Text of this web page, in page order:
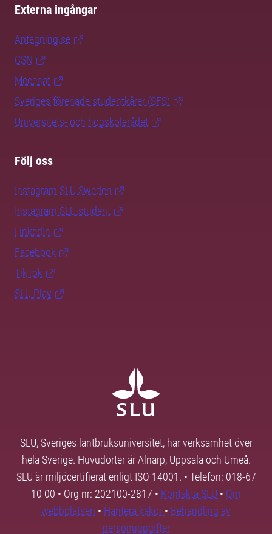
Externa ingångar
Antagning.se
CSN
Mecenat
Sveriges förenade studentkårer (SFS)
Universitets- och högskolerådet
Följ oss
Instagram SLU.Sweden
Instagram SLU.student
LinkedIn
Facebook
TikTok
SLU Play
SLU, Sveriges lantbruksuniversitet, har verksamhet över
hela Sverige. Huvudorter är Alnarp, Uppsala och Umeå.
SLU är miljöcertifierat enligt ISO 14001. • Telefon: 018-67
10 00 • Org nr: 202100-2817 • Kontakta SLU • Om
webbplatsen • Hantera kakor • Behandling av
personuppgifter